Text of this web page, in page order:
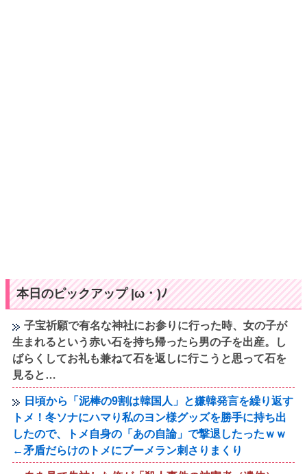
本日のピックアップ |ω・)ﾉ
子宝祈願で有名な神社にお参りに行った時、女の子が
生まれるという赤い石を持ち帰ったら男の子を出産。し
ばらくしてお礼も兼ねて石を返しに行こうと思って石を
見ると…
日頃から「泥棒の9割は韓国人」と嫌韓発言を繰り返す
トメ！冬ソナにハマり私のヨン様グッズを勝手に持ち出
したので、トメ自身の「あの自論」で撃退したったｗｗ
←矛盾だらけのトメにブーメラン刺さりまくり